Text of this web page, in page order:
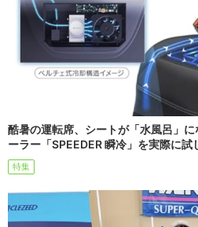
酷暑の運転席、シートが「水風呂」
ーラー「SPEEDER 瞬冷」を実際に試
特集